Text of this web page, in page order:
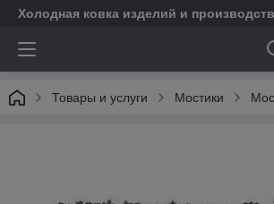
Холодная ковка изделий и
Товары и услуги Мостики